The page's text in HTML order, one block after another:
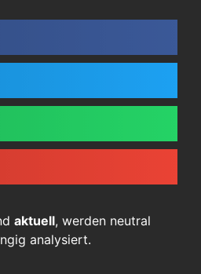
aktuell, werden neutral
analysiert.